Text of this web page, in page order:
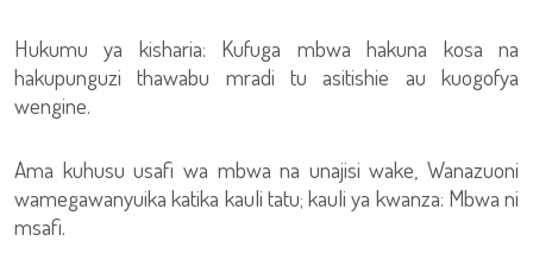
Hukumu ya kisharia: Kufuga mbwa hakuna kosa na
hakupunguzi thawabu mradi tu asitishie au kuogofya
wengine.
Ama kuhusu usafi wa mbwa na unajisi wake, Wanazuoni
wamegawanyuika katika kauli tatu; kauli ya kwanza: Mbwa ni
msafi.